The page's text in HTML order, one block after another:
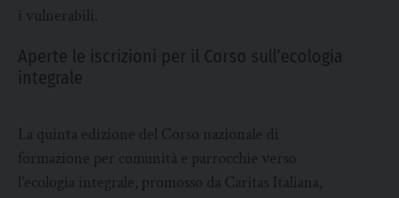
i vulnerabili.
Aperte le iscrizioni per il Corso sull’ecologia
integrale
La quinta edizione del Corso nazionale di
formazione per comunità e parrocchie verso
l’ecologia integrale, promosso da Caritas Italiana,